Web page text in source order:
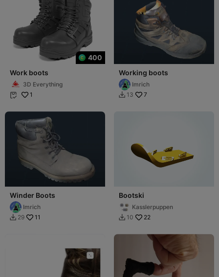
400
Work boots
3D Everything
 1
Working boots
Imrich
 13 7
Winder Boots
Imrich
 29 11
Bootski
Kasslerpuppen
 10 22